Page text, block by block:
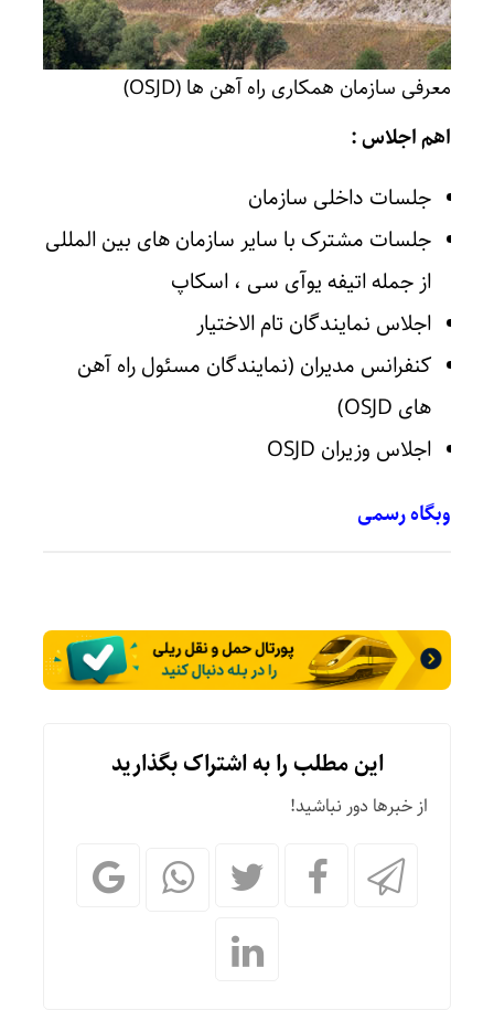
معرفی سازمان همکاری راه آهن ها (OSJD)
اهم اجلاس :
جلسات داخلی سازمان
جلسات مشترک با سایر سازمان های بین المللی
از جمله اتیفه یوآی سی ، اسکاپ
اجلاس نمایندگان تام الاختیار
کنفرانس مدیران (نمایندگان مسئول راه آهن
های OSJD)
اجلاس وزیران OSJD
وبگاه رسمی
این مطلب را به اشتراک بگذارید
از خبرها دور نباشید!